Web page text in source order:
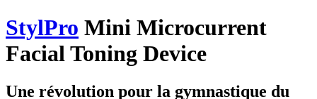
StylPro Mini Microcurrent
Facial Toning Device
Une révolution pour la gymnastique du